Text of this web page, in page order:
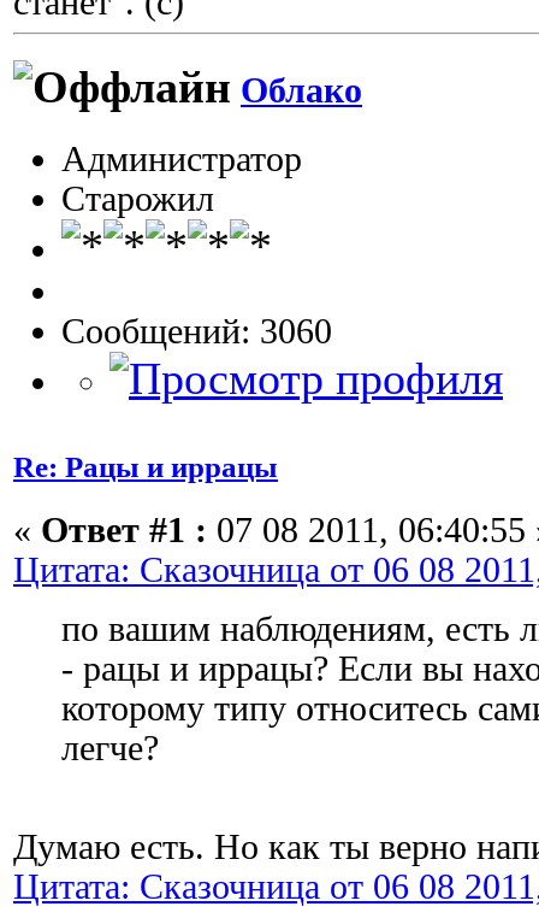
Облако
Администратор
Старожил
Сообщений: 3060
Re: Рацы и иррацы
« Ответ #1 : 07 08 2011, 06:40:55
Цитата: Сказочница от 06 08
по вашим наблюдениям, есть
- рацы и иррацы? Если вы
которому типу относитесь
легче?
Думаю есть. Но как ты верно
Цитата: Сказочница от 06 08